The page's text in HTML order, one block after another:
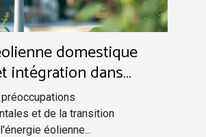
domestique
intégration dans
énergétique
et de la transition
éolienne...